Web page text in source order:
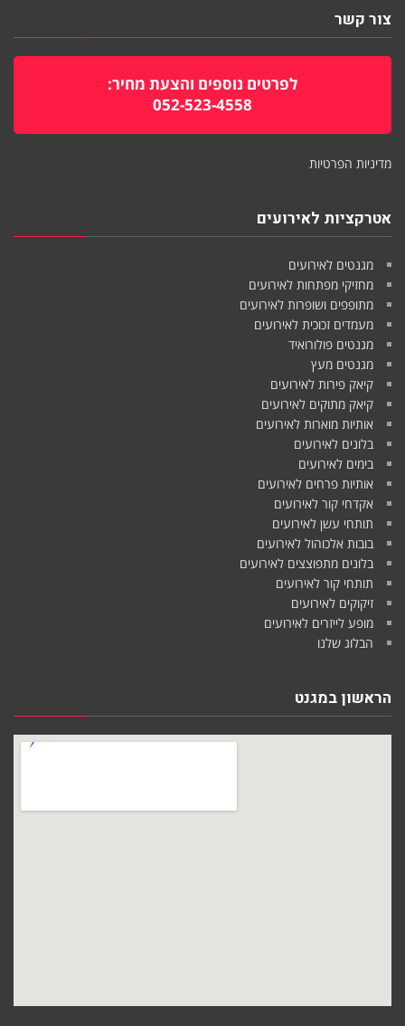
צור קשר
לפרטים נוספים והצעת מחיר:
052-523-4558
מדיניות הפרטיות
אטרקציות לאירועים
מגנטים לאירועים
מחזיקי מפתחות לאירועים
מתופפים ושופרות לאירועים
מעמדים זכוכית לאירועים
מגנטים פולורואיד
מגנטים מעץ
קיאק פירות לאירועים
קיאק מתוקים לאירועים
אותיות מוארות לאירועים
בלונים לאירועים
בימים לאירועים
אותיות פרחים לאירועים
אקדחי קור לאירועים
תותחי עשן לאירועים
בובות אלכוהול לאירועים
בלונים מתפוצצים לאירועים
תותחי קור לאירועים
זיקוקים לאירועים
מופע לייזרים לאירועים
הבלוג שלנו
הראשון במגנט